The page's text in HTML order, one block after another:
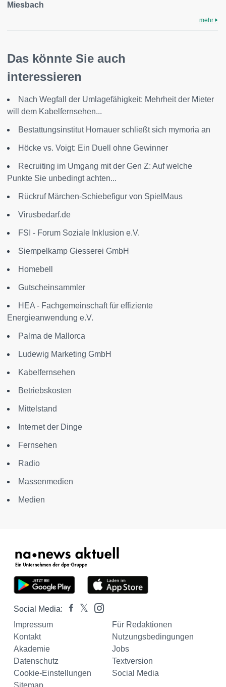
Miesbach
mehr
Das könnte Sie auch
interessieren
Nach Wegfall der Umlagefähigkeit: Mehrheit der Mieter
will dem Kabelfernsehen...
Bestattungsinstitut Hornauer schließt sich mymoria an
Höcke vs. Voigt: Ein Duell ohne Gewinner
Recruiting im Umgang mit der Gen Z: Auf welche
Punkte Sie unbedingt achten...
Rückruf Märchen-Schiebefigur von SpielMaus
Virusbedarf.de
FSI - Forum Soziale Inklusion e.V.
Siempelkamp Giesserei GmbH
Homebell
Gutscheinsammler
HEA - Fachgemeinschaft für effiziente
Energieanwendung e.V.
Palma de Mallorca
Ludewig Marketing GmbH
Kabelfernsehen
Betriebskosten
Mittelstand
Internet der Dinge
Fernsehen
Radio
Massenmedien
Medien
Social Media:
Impressum
Für Redaktionen
Kontakt
Nutzungsbedingungen
Akademie
Jobs
Datenschutz
Textversion
Cookie-Einstellungen
Social Media
Sitemap